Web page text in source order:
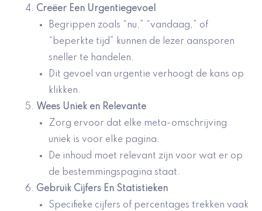
Creëer Een Urgentiegevoel
Begrippen zoals “nu,” “vandaag,” of
“beperkte tijd” kunnen de lezer aansporen
sneller te handelen.
Dit gevoel van urgentie verhoogt de kans op
klikken.
Wees Uniek en Relevante
Zorg ervoor dat elke meta-omschrijving
uniek is voor elke pagina.
De inhoud moet relevant zijn voor wat er op
de bestemmingspagina staat.
Gebruik Cijfers En Statistieken
Specifieke cijfers of percentages trekken vaak